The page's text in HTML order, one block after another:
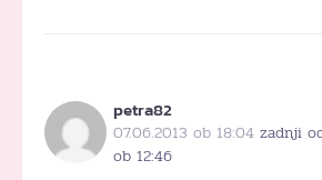
petra82
07.06.2013 ob 18:04 zadnji
ob 12:46